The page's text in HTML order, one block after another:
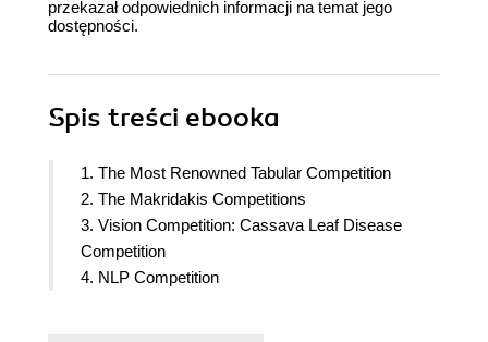
przekazał odpowiednich informacji na temat jego
dostępności.
Spis treści ebooka
1. The Most Renowned Tabular Competition
2. The Makridakis Competitions
3. Vision Competition: Cassava Leaf Disease
Competition
4. NLP Competition